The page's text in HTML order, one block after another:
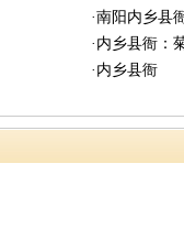
·南阳内乡县
·内乡县衙：
·内乡县衙